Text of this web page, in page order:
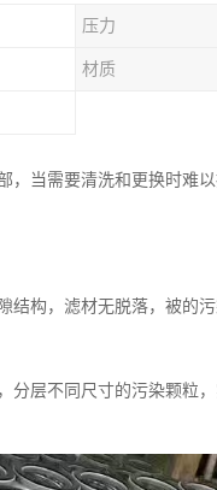
压力
材质
，当需要清洗和更换时难
结构，滤材无脱落，被的
层不同尺寸的污染颗粒